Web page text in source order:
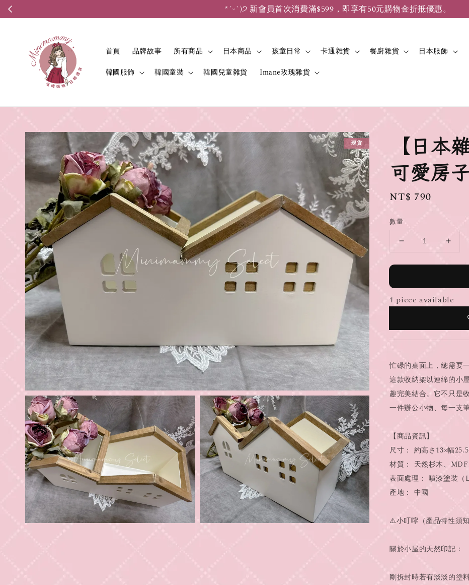
*ˊᵕˋ)੭ 新會員首次消費滿$599，即享有50元購物金折抵優惠。
首頁 品牌故事 所有商品 日本商品 孩童日常 卡通雜貨 餐廚雜貨 日本服飾
韓國服飾
韓國童裝 韓國兒童雜貨 Imane玫瑰雜貨
現貨
【日本
可愛房
Regular
NT$ 790
數量
1 piece available
忙碌的桌面上，總需要
這款收納架以連綿的小
趣完美結合。它不只是
一件辦公小物、每一支
【商品資訊】
尺寸： 約高さ13×幅
材質： 天然杉木、
表面處理： 噴漆塗裝（
產地： 中國
⚠️小叮嚀（產品特性須知
關於小屋的天然印記：
剛拆封時若有淡淡的塗